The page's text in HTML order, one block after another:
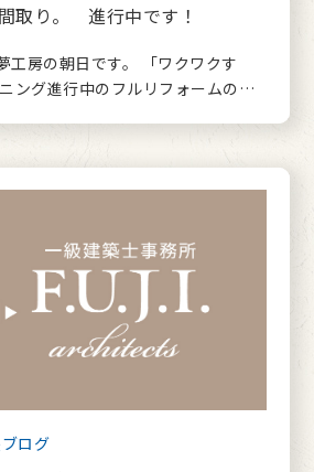
取り。 進行中です！
工房の朝日です。 「ワクワクす
ング進行中のフルリフォームの…
ログ